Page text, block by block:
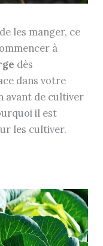
les manger, ce
à
dès
dans votre
avant de cultiver
il est
les cultiver.